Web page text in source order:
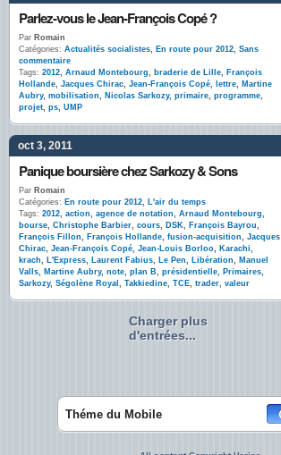
Parlez-vous le Jean-François Copé ?
Par Romain
Catégories: Actualités socialistes, En route pour 2012, Sans
commentaire
Tags: 2012, Arnaud Montebourg, braderie de Lille, François
Hollande, Jacques Chirac, Jean-François Copé, lettre, Martine
Aubry, mobilisation, Nicolas Sarkozy, primaire, programme,
projet, ps, UMP
oct 3, 2011
Panique boursière chez Sarkozy & Sons
Par Romain
Catégories: En route pour 2012, L'air du temps
Tags: 2012, action, agence de notation, Arnaud Montebourg,
bourse, Christophe Barbier, cours, DSK, François Bayrou,
François Fillon, François Hollande, fusion-acquisition, Jacques
Chirac, Jean-François Copé, Jean-Louis Borloo, Karachi,
krach, L'Express, Laurent Fabius, Le Pen, Libération, Manuel
Valls, Martine Aubry, note, plan B, présidentielle, Primaires,
Sarkozy, Ségolène Royal , Takkiedine, TCE, trader, valeur
Charger plus
d'entrées...
Théme du Mobile